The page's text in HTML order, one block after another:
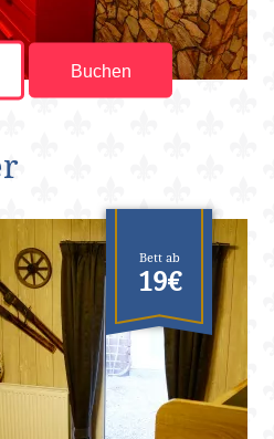
Buchen
Bett ab
19€